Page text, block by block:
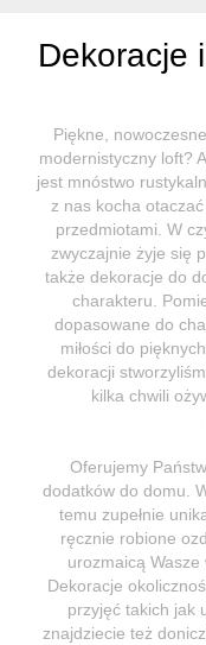
Dekoracje
Piękne,
modernistyczny loft?
jest mnóstwo
z nas kocha
przedmiotami. W
zwyczajnie żyje się
także dekoracje do
charakteru.
dopasowane do
miłości do
dekoracji
kilka chwili
Oferujemy
dodatków do domu.
temu zupełnie
ręcznie robione
urozmaicą Wasze
Dekoracje
przyjęć takich jak
znajdziecie też